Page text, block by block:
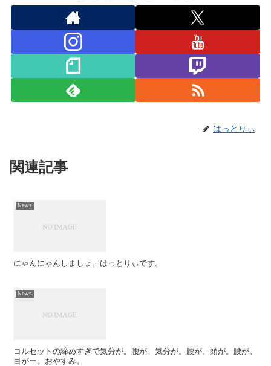
はっとりぃ
関連記事
News
にゃんにゃんしましょ。はっとりぃです。
News
コルセットの締めすぎで気分が。腰が。気分が。腰が。頭が。腰が。
目がー。おやすみ。